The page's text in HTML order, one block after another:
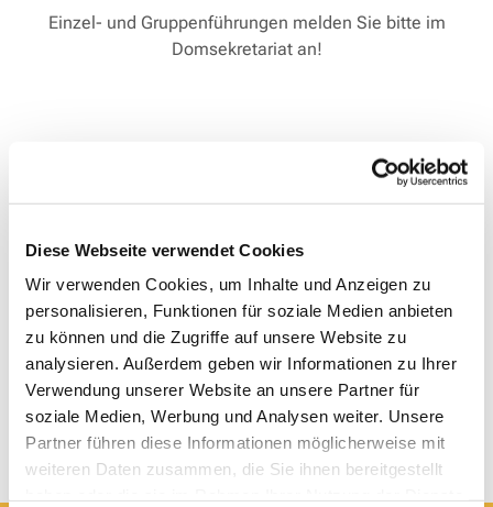
Diese Webseite verwendet Cookies
Wir verwenden Cookies, um Inhalte und Anzeigen zu
personalisieren, Funktionen für soziale Medien anbieten
zu können und die Zugriffe auf unsere Website zu
analysieren. Außerdem geben wir Informationen zu Ihrer
Verwendung unserer Website an unsere Partner für
soziale Medien, Werbung und Analysen weiter. Unsere
Partner führen diese Informationen möglicherweise mit
weiteren Daten zusammen, die Sie ihnen bereitgestellt
Einzel- und Gruppenführungen melden Sie bitte im
Domsekretariat an!